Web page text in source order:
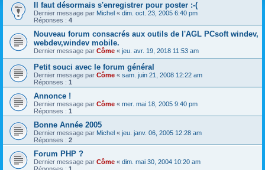
Il faut désormais s'enregistrer pour poster :-(
Dernier message par Michel « dim. oct. 23, 2005 6:40 pm
Réponses : 4
Nouveau forum consacrés aux outils de l'AGL PCsoft windev,
webdev,windev mobile.
Dernier message par Côme « jeu. avr. 19, 2018 11:53 am
Petit souci avec le forum général
Dernier message par Côme « sam. juin 21, 2008 12:22 am
Réponses : 1
Annonce !
Dernier message par Côme « mer. mai 18, 2005 9:40 pm
Réponses : 1
Bonne Année 2005
Dernier message par Michel « jeu. janv. 06, 2005 12:28 am
Réponses : 2
Forum PHP ?
Dernier message par Côme « dim. mai 30, 2004 10:20 am